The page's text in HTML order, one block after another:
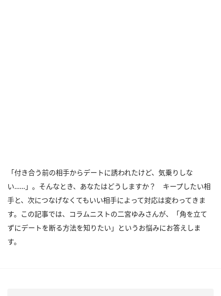
「付き合う前の相手からデートに誘われたけど、気乗りしな
い……」。そんなとき、あなたはどうしますか？ キープしたい相
手と、次につなげなくてもいい相手によって対応は変わってきま
す。この記事では、コラムニストの二宮ゆみさんが、「角を立て
ずにデートを断る方法を知りたい」というお悩みにお答えしま
す。